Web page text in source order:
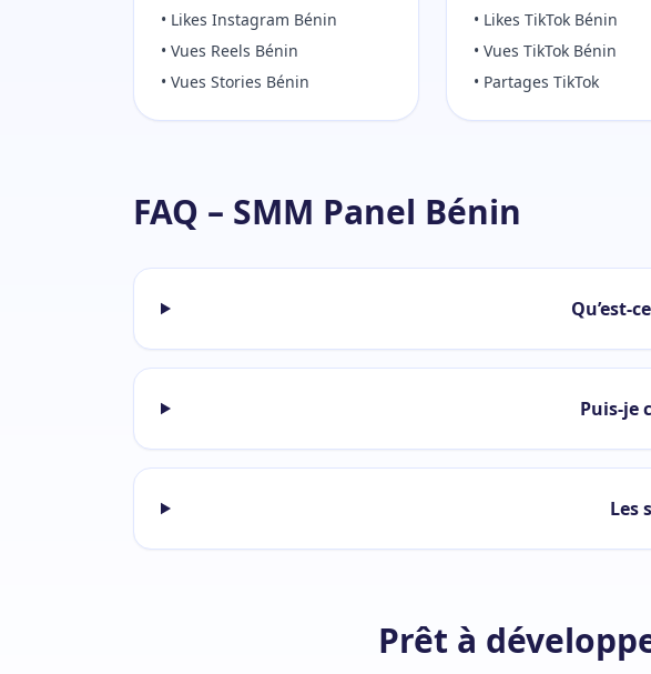
• Likes Instagram Bénin
• Vues Reels Bénin
• Vues Stories Bénin
• Likes TikTok Bénin
• Vues TikTok Bénin
• Partages TikTok
FAQ – SMM Panel Bénin
Qu’est-
Puis-je
Les
Prêt à